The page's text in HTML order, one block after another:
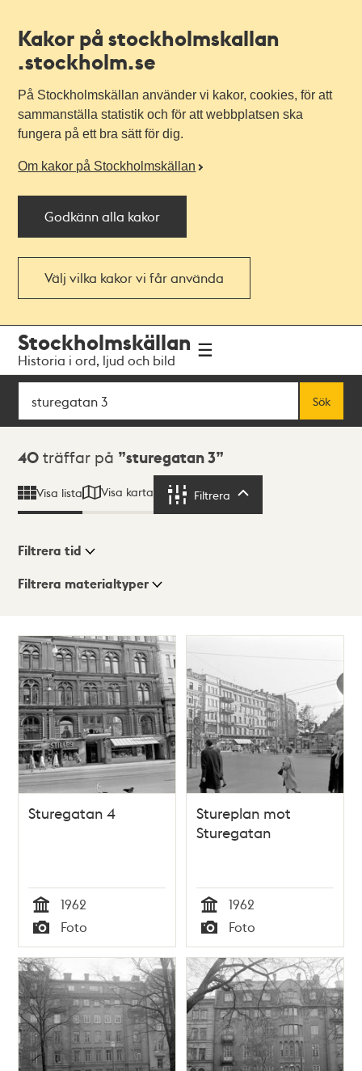
Kakor på stockholmskallan
.stockholm.se
På Stockholmskällan använder vi kakor, cookies, för att
sammanställa statistik och för att webbplatsen ska
fungera på ett bra sätt för dig.
Om kakor på Stockholmskällan
Godkänn alla kakor
Välj vilka kakor vi får använda
navigationen
huvudinnehållet
Stockholmskällan
Historia i ord, ljud och bild
Sök
Sök
Sökresultat
40 träffar på sturegatan 3
Visa lista Visa karta Filtrera
Visningsläge
ListaKarta
Filtrera tid
Filtrera materialtyper
träffar
Sturegatan 4
Tid
1962
Typ
Foto
Stureplan mot
Sturegatan
Tid
1962
Typ
Foto